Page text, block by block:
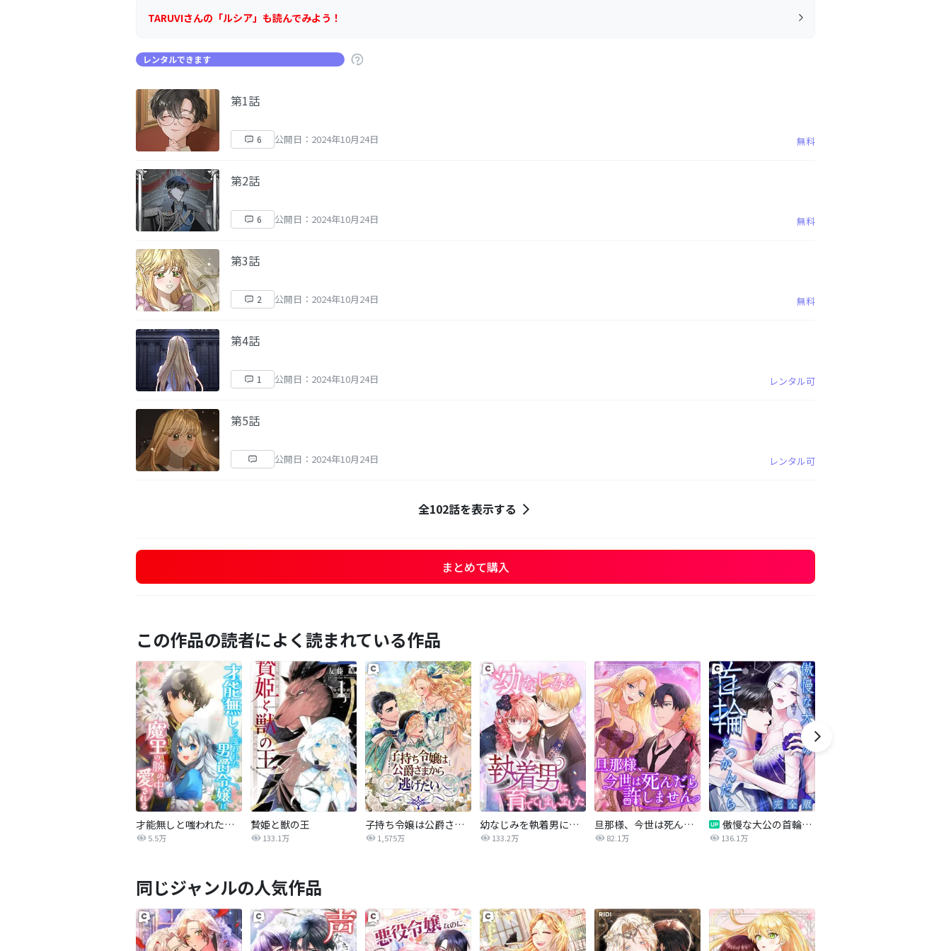
TARUVIさんの「ルシア」も読んでみよう！
レンタルできます
第1話
6 公開日：2024年10月24日 無料
第2話
6 公開日：2024年10月24日 無料
第3話
2 公開日：2024年10月24日 無料
第4話
1 公開日：2024年10月24日 レンタル可
第5話
公開日：2024年10月24日 レンタル可
全102話を表示する
まとめて購入
この作品の読者によく読まれている作品
才能無しと嗤われた男爵令嬢は魔王の腕の中で愛される【タテヨミ】
5.5万
贄姫と獣の王
133.1万
子持ち令嬢は公爵さまから逃げたい
1,575万
幼なじみを執着男に育ててしまいました
133.2万
旦那様、今世は死んだら許しません
82.1万
傲慢な大公の首輪をつかんだら【完全版】
136.1万
同じジャンルの人気作品